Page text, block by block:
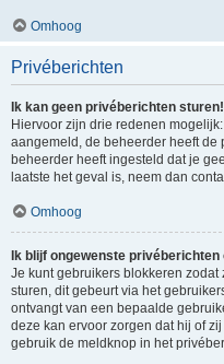
Omhoog
Privéberichten
Ik kan geen privéberichten sturen!
Hiervoor zijn drie redenen
aangemeld, de beheerder heeft de
beheerder heeft ingesteld dat je
laatste het geval is, neem dan
Omhoog
Ik blijf ongewenste privéberichten
Je kunt gebruikers blokkeren
sturen, dit gebeurt via het
ontvangt van een bepaalde
deze kan ervoor zorgen dat hij of
gebruik de meldknop in het